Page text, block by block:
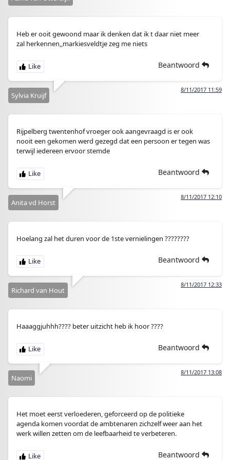
Heb er ooit gewoond maar ik denken dat ik t daar niet meer
zal herkennen,,markiesveldtje zeg me niets
Beantwoord
8/11/2017 11:59
Sylvia Kruijf
Rijpelberg twentenhof vroeger ook aangevraagd is er ook
nooit een gekomen werd gezegd dat een persoon er tegen was
terwijl iedereen ervoor stemde
Beantwoord
8/11/2017 12:10
Anita vd Horst
Hoelang zal het duren voor de 1ste vernielingen ????????
Beantwoord
8/11/2017 12:33
Richard van Hout
Haaaggjuhhh???? beter uitzicht heb ik hoor ????
Beantwoord
8/11/2017 13:08
Naomi
Het moet eerst verloederen, geforceerd op de politieke
agenda komen voordat de ambtenaren zichzelf weer aan het
werk willen zetten om de leefbaarheid te verbeteren.
Beantwoord